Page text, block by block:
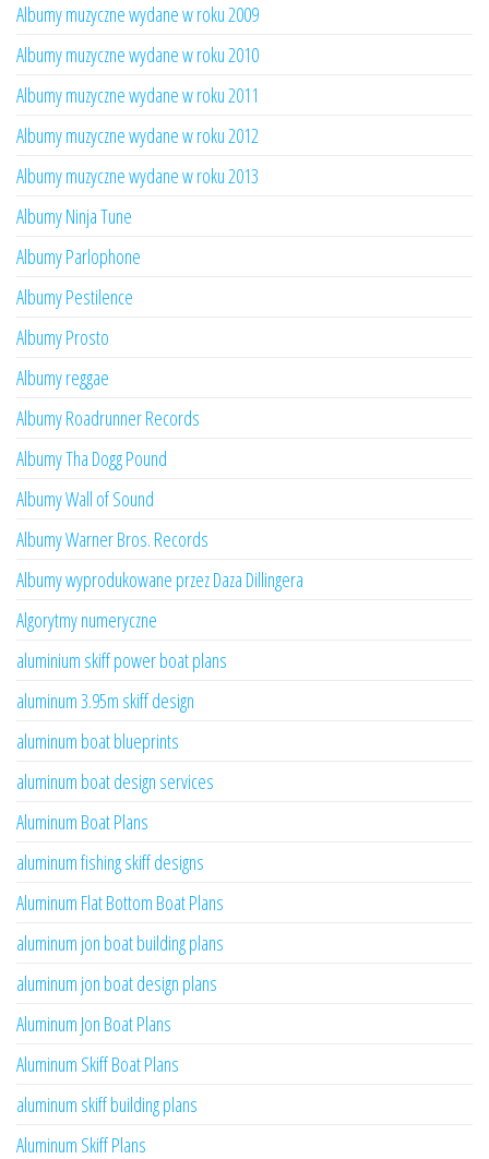
Albumy muzyczne wydane w roku 2009
Albumy muzyczne wydane w roku 2010
Albumy muzyczne wydane w roku 2011
Albumy muzyczne wydane w roku 2012
Albumy muzyczne wydane w roku 2013
Albumy Ninja Tune
Albumy Parlophone
Albumy Pestilence
Albumy Prosto
Albumy reggae
Albumy Roadrunner Records
Albumy Tha Dogg Pound
Albumy Wall of Sound
Albumy Warner Bros. Records
Albumy wyprodukowane przez Daza Dillingera
Algorytmy numeryczne
aluminium skiff power boat plans
aluminum 3.95m skiff design
aluminum boat blueprints
aluminum boat design services
Aluminum Boat Plans
aluminum fishing skiff designs
Aluminum Flat Bottom Boat Plans
aluminum jon boat building plans
aluminum jon boat design plans
Aluminum Jon Boat Plans
Aluminum Skiff Boat Plans
aluminum skiff building plans
Aluminum Skiff Plans